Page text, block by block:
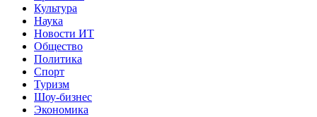
Культура
Наука
Новости ИТ
Общество
Политика
Спорт
Туризм
Шоу-бизнес
Экономика